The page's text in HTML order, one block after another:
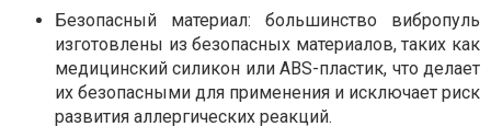
Безопасный материал: большинство вибропуль
изготовлены из безопасных материалов, таких как
медицинский силикон или ABS-пластик, что делает
их безопасными для применения и исключает риск
развития аллергических реакций.